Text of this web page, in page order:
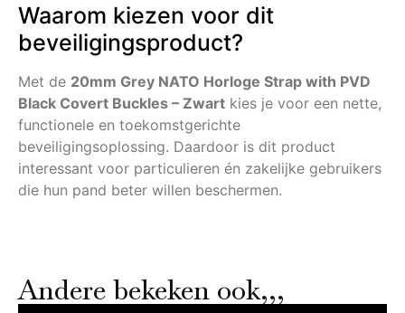
Waarom kiezen voor dit
beveiligingsproduct?
Met de 20mm Grey NATO Horloge Strap with PVD
Black Covert Buckles – Zwart kies je voor een nette,
functionele en toekomstgerichte
beveiligingsoplossing. Daardoor is dit product
interessant voor particulieren én zakelijke gebruikers
die hun pand beter willen beschermen.
Andere bekeken ook,,,